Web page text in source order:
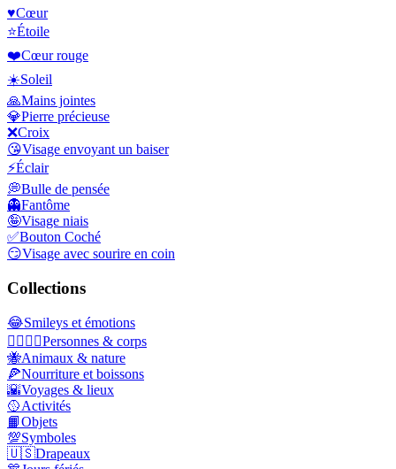
♥️Cœur
⭐Étoile
❤️Cœur rouge
☀️Soleil
🙏Mains jointes
💎Pierre précieuse
❌Croix
😘Visage envoyant un baiser
⚡Éclair
💭Bulle de pensée
👻Fantôme
🤪Visage niais
✅Bouton Coché
😏Visage avec sourire en coin
Collections
😂Smileys et émotions
👩‍❤️‍💋‍👨Personnes & corps
🐝Animaux & nature
🍕Nourriture et boissons
🌇Voyages & lieux
🥎Activités
📙Objets
💯Symboles
🇺🇸Drapeaux